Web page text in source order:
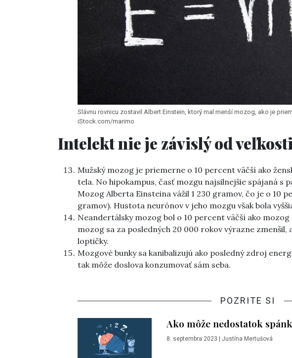
Slávnu rovnicu zostavil Albert Einstein, ktorý mal menší mozog, ako je
iStock.com/marimo
Intelekt nie je závislý od
Mužský mozog je priemerne o 10 percent väčší ako
tela. No hipokampus, časť mozgu najsilnejšie spájaná s
Mozog Alberta Einsteina vážil 1 230 gramov, čo je o 10
gramov). Hustota neurónov v jeho mozgu však bola
Neandertálsky mozog bol o 10 percent väčší ako mozog
mozog sa za posledných 20 000 rokov výrazne
loptičky.
Mozgové bunky sa kanibalizujú ako posledný zdroj
tak môže doslova konzumovať sám seba.
POZRITE SI
Ako môže nedostatok
8. septembra 2023 Justína Mertušová